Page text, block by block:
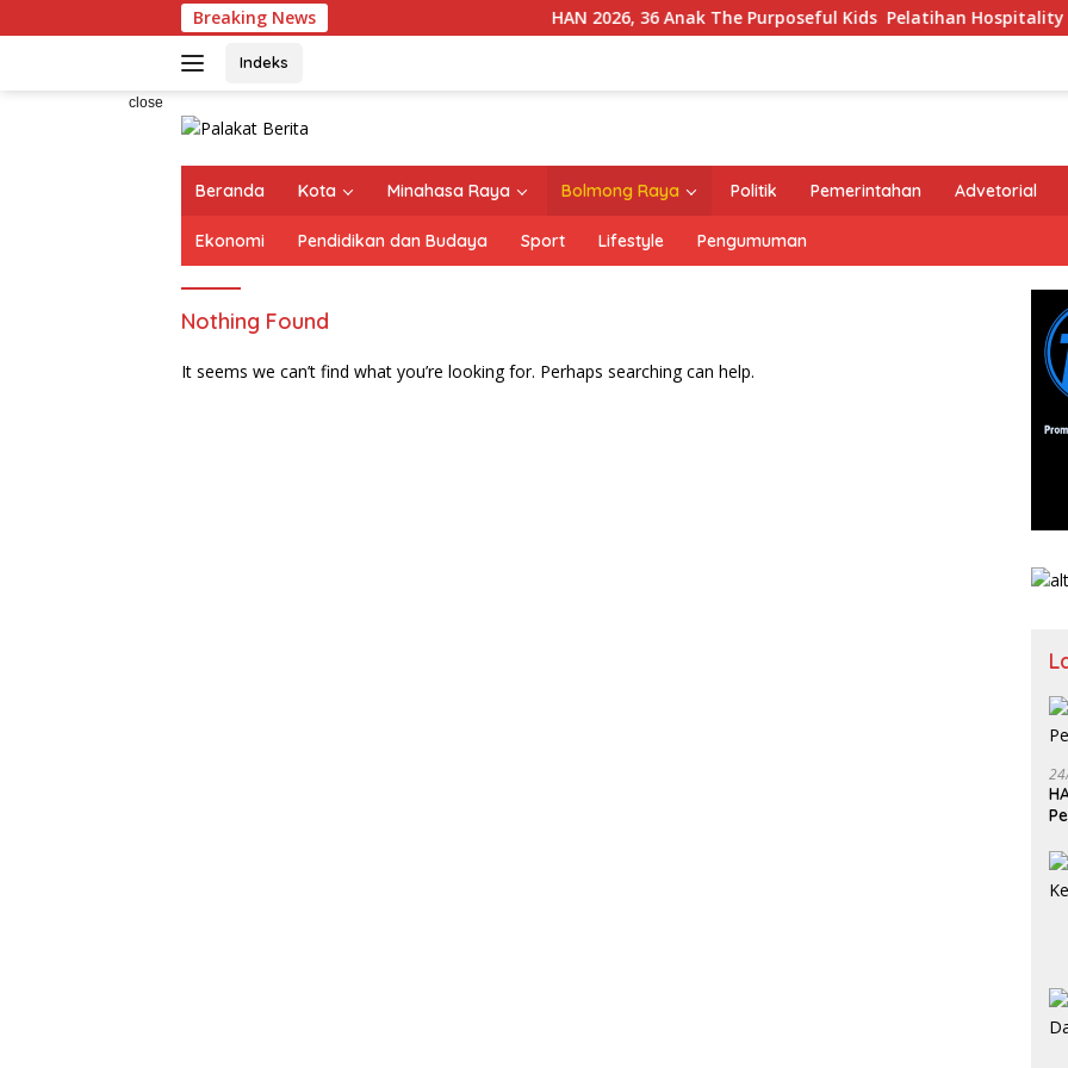
to
Breaking News HAN 2026, 36 Anak The Purposeful Kids Pelatihan Hospitality di
Indeks
close
Beranda Kota Minahasa Raya Bolmong Raya Politik Pemerintahan Advetorial
Ekonomi Pendidikan dan Budaya Sport Lifestyle Pengumuman
Nothing Found
It seems we can’t find what you’re looking for. Perhaps searching can help.